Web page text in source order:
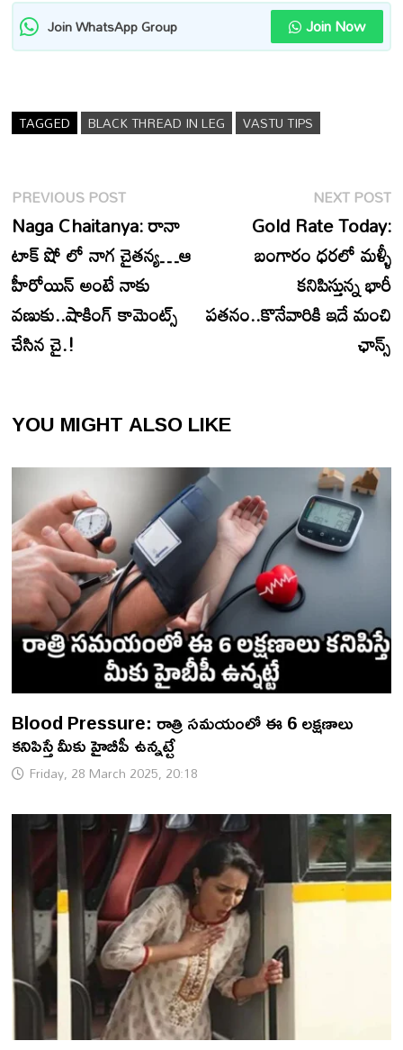
Join WhatsApp Group Join Now
TAGGED BLACK THREAD IN LEG VASTU TIPS
Post
navigation
PREVIOUS POSTPrevious
post:
Naga Chaitanya: రానా
టాక్ షో లో నాగ చైతన్య…ఆ
హీరోయిన్ అంటే నాకు
వణుకు..షాకింగ్ కామెంట్స్
చేసిన చై.!
NEXT POST
Gold Rate Today:
బంగారం ధరలో మళ్ళీ
కనిపిస్తున్న భారీ
పతనం..కొనేవారికి ఇదే మంచి
ఛాన్స్
YOU MIGHT ALSO LIKE
Blood Pressure: రాత్రి సమయంలో ఈ 6 లక్షణాలు
కనిపిస్తే మీకు హైబీపీ ఉన్నట్టే
Friday, 28 March 2025, 20:18